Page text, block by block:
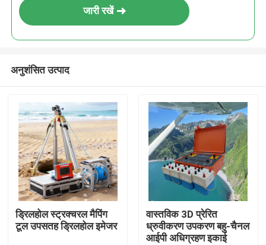
जारी रखें
अनुशंसित उत्पाद
ड्रिलहोल स्ट्रक्चरल मैपिंग
टूल उपसतह ड्रिलहोल इमेजर
वास्तविक 3D प्रेरित
ध्रुवीकरण उपकरण बहु-चैनल
आईपी अधिग्रहण इकाई